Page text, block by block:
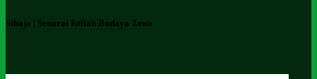
Sibaja | Senarai Istilah Budaya Jawa